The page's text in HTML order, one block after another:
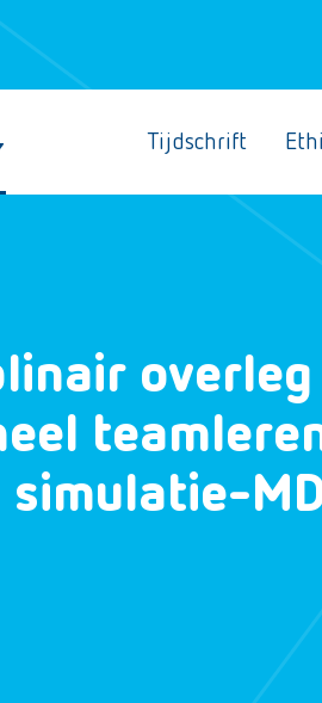
Tijdschrift
overleg